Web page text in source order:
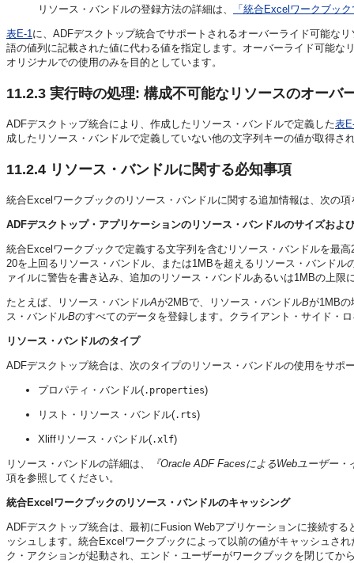
リソース・バンドルの登録方法の詳細は、 「統合Excelワークブッ
表E-1 に、ADFデスクトップ統合でサポートされるオーバーライド可能な
語の値列に記載された値に代わる値を指定します。オーバーライド可能
オリジナルでの使用のみを目的としています。
11.2.3 実行時の処理: 構成不可能なリソースのオーバ
ADFデスクトップ統合により、作成したリソース・バンドルで定義した表
成したリソース・バンドルで定義していない他の文字列キーの値が取得さ
11.2.4 リソース・バンドルに関する必知事項
統合Excelワークブックのリソース・バンドルに関する追加情報は、次の
ADFデスクトップ・アプリケーションのリソース・バンドルのサイズおよ
統合Excelワークブックで定義する文字列を含むリソース・バンドルを最
20を上回るリソース・バンドル、または1MBを超えるリソース・バンド
ァイルに警告を書き込み、追加のリソース・バンドルあるいは1MBの上
たとえば、リソース・バンドルAが2MBで、リソース・バンドルBが1MBの
ス・バンドルBのすべてのデータを登録します。クライアント・サイド・
リソース・バンドルのタイプ
ADFデスクトップ統合は、次のタイプのリソース・バンドルの使用をサポ
プロパティ・バンドル(.properties)
リスト・リソース・バンドル(.rts)
Xliffリソース・バンドル(.xlf)
リソース・バンドルの詳細は、
『Oracle ADF FacesによるWebユーザー
項を参照してください。
統合Excelワークブックのリソース・バンドルのキャッシング
ADFデスクトップ統合は、最初に Fusion Webアプリケーションに接続する
ッシュします。統合Excelワークブックによって以前の値がキャッシュさ
ク・アクションが起動され、エンド・ユーザーがワークブックを閉じてか